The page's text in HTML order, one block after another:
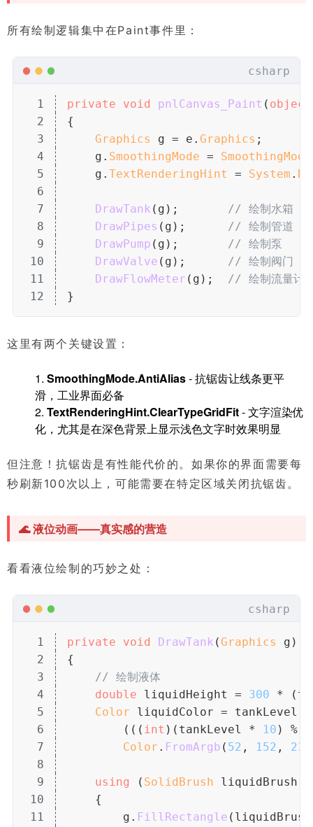
所有绘制逻辑集中在Paint事件里：
csharp
1 private void pnlCanvas_Paint ( object
2
{
3
Graphics g = e. Graphics ;
4
g. SmoothingMode = SmoothingMode
5
g. TextRenderingHint = System .
6
7
DrawTank (g);
// 绘制水箱
8
DrawPipes (g);
// 绘制管道
9
DrawPump (g);
// 绘制泵
10
DrawValve (g);
// 绘制阀门
11
DrawFlowMeter (g);
// 绘制流量计
12
}
这里有两个关键设置：
1. SmoothingMode.AntiAlias- 抗锯齿让线条更平
滑，工业界面必备
2. TextRenderingHint.ClearTypeGridFit- 文字渲染优
化，尤其是在深色背景上显示浅色文字时效果明显
但注意！抗锯齿是有性能代价的。如果你的界面需要每
秒刷新100次以上，可能需要在特定区域关闭抗锯齿。
🌊 液位动画——真实感的营造
看看液位绘制的巧妙之处：
csharp
1 private void DrawTank (Graphics g)
2
{
3
// 绘制液体
4
double liquidHeight = 300 *
5
Color liquidColor = tankLevel
6
((( int )(tankLevel * 10 ) %
7
Color . FromArgb ( 52 , 152 , 219
8
9
using ( SolidBrush liquidBrush
10
{
11
g. FillRectangle